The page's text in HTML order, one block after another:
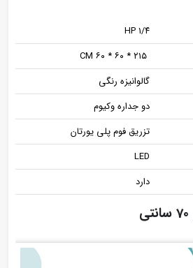
۱/۴ HP
گالوانیزه رنگی
دو جداره وکیوم
تزریق فوم پلی یورتان
LED
دارد